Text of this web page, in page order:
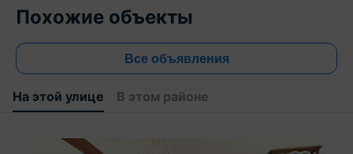
Похожие объекты
Все объявления
На этой улице В этом районе